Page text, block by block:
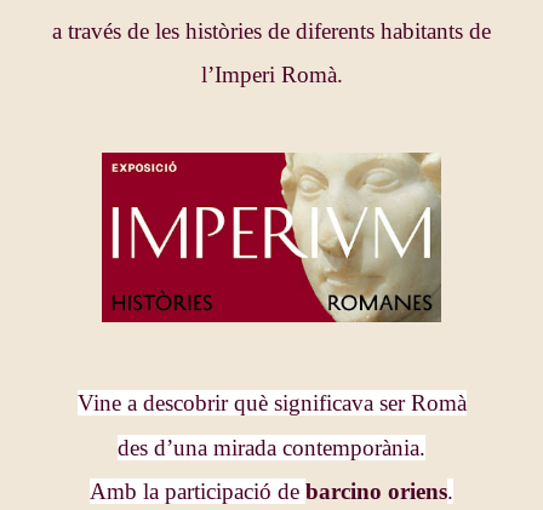
a través de les històries de diferents habitants de
l’Imperi Romà.
Vine a descobrir què significava ser Romà
des d’una mirada contemporània.
Amb la participació de barcino oriens.